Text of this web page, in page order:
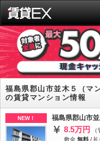
福島県郡山市並木５（マ
の賃貸マンション情報
NEW！ 福島県郡山市
8.5万円